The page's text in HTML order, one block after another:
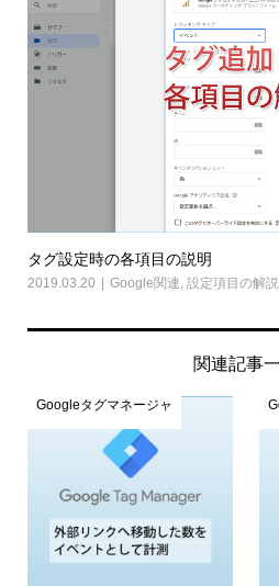
タグ設定時の各項目の説明
2019.03.20 Google関連 設定項目の解説
関連記事
Googleタグマネージャ